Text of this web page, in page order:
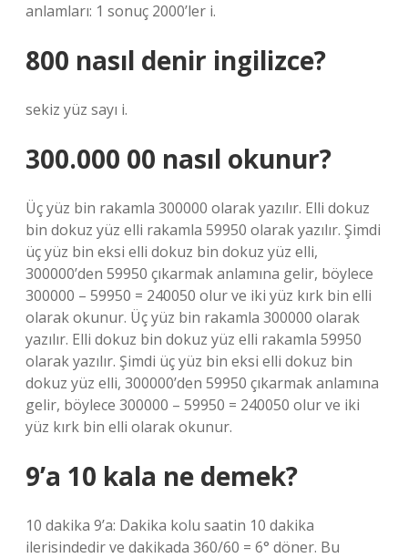
anlamları: 1 sonuç 2000’ler i.
800 nasıl denir ingilizce?
sekiz yüz sayı i.
300.000 00 nasıl okunur?
Üç yüz bin rakamla 300000 olarak yazılır. Elli dokuz
bin dokuz yüz elli rakamla 59950 olarak yazılır. Şimdi
üç yüz bin eksi elli dokuz bin dokuz yüz elli,
300000’den 59950 çıkarmak anlamına gelir, böylece
300000 – 59950 = 240050 olur ve iki yüz kırk bin elli
olarak okunur. Üç yüz bin rakamla 300000 olarak
yazılır. Elli dokuz bin dokuz yüz elli rakamla 59950
olarak yazılır. Şimdi üç yüz bin eksi elli dokuz bin
dokuz yüz elli, 300000’den 59950 çıkarmak anlamına
gelir, böylece 300000 – 59950 = 240050 olur ve iki
yüz kırk bin elli olarak okunur.
9’a 10 kala ne demek?
10 dakika 9’a: Dakika kolu saatin 10 dakika
ilerisindedir ve dakikada 360/60 = 6° döner. Bu